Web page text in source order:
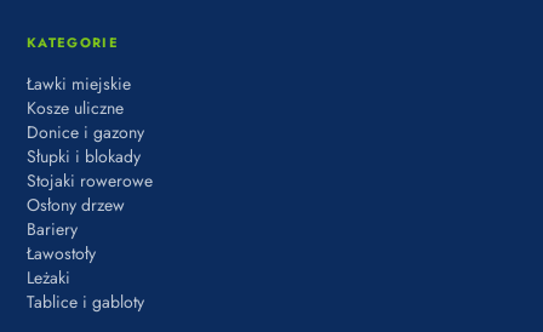
KATEGORIE
Ławki miejskie
Kosze uliczne
Donice i gazony
Słupki i blokady
Stojaki rowerowe
Osłony drzew
Bariery
Ławostoły
Leżaki
Tablice i gabloty